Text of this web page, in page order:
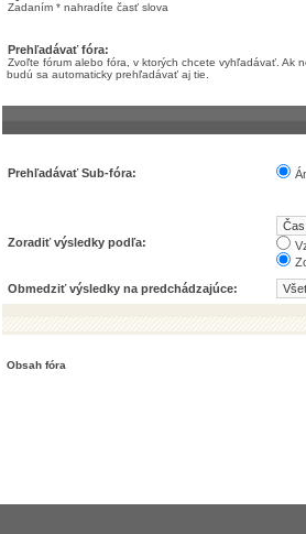
Zadaním * nahradíte časť slova
Prehľadávať fóra:
Zvoľte fórum alebo fóra, v ktorých chcete vyhľadávať. Ak
budú sa automaticky prehľadávať aj tie.
Prehľadávať Sub-fóra:
Zoradiť výsledky podľa:
Obmedziť výsledky na predchádzajúce:
Obsah fóra